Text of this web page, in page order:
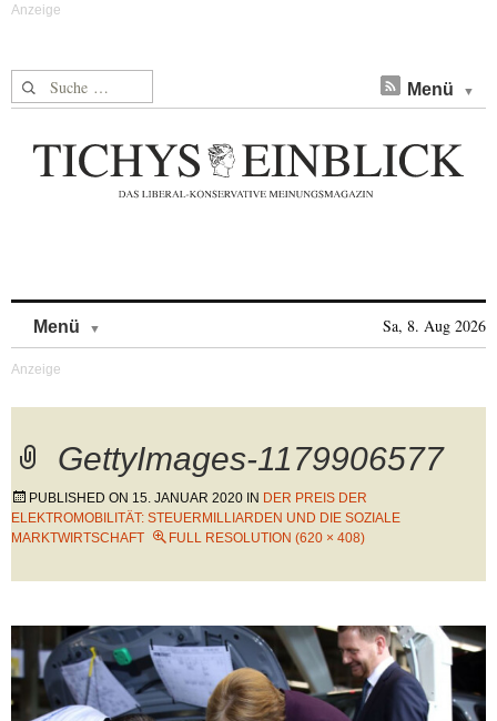
Suche nach: Menü
Menü Sa, 8. Aug 2026
GettyImages-1179906577
PUBLISHED ON 15. JANUAR 2020 IN DER PREIS DER
ELEKTROMOBILITÄT: STEUERMILLIARDEN UND DIE SOZIALE
MARKTWIRTSCHAFT
FULL RESOLUTION (620 × 408)